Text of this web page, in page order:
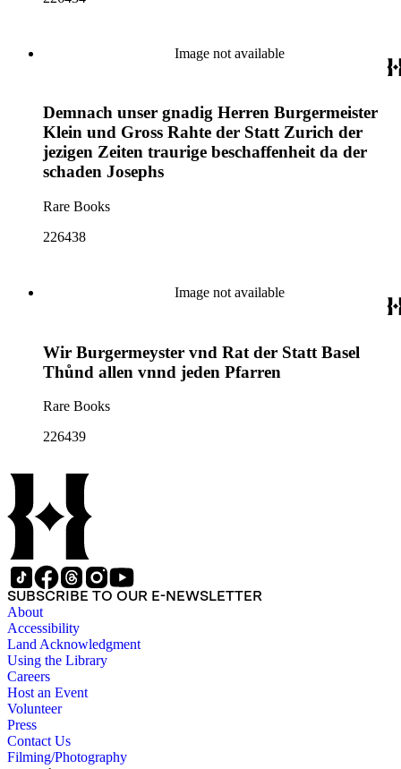
Image not available
Demnach unser gnadig Herren Burgermeister
Klein und Gross Rahte der Statt Zurich der
jezigen Zeiten traurige beschaffenheit da der
schaden Josephs
Rare Books
226438
Image not available
Wir Burgermeyster vnd Rat der Statt Basel
Thůnd allen vnnd jeden Pfarren
Rare Books
226439
SUBSCRIBE TO OUR E-NEWSLETTER
About
Accessibility
Land Acknowledgment
Using the Library
Careers
Host an Event
Volunteer
Press
Contact Us
Filming/Photography